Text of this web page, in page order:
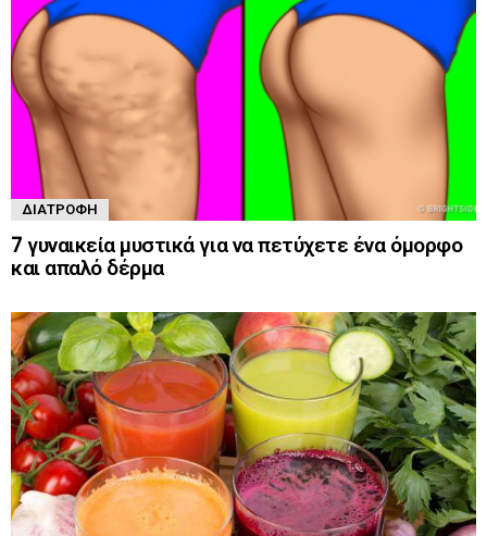
ΔΙΑΤΡΟΦΉ
7 γυναικεία μυστικά για να πετύχετε ένα όμορφο
και απαλό δέρμα